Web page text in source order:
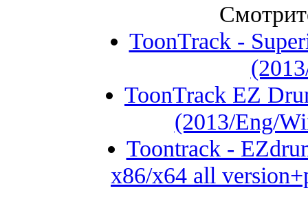
ToonTrack -
ToonTrack EZ
(2013/Eng/
Toontrack -
x86/x64 all